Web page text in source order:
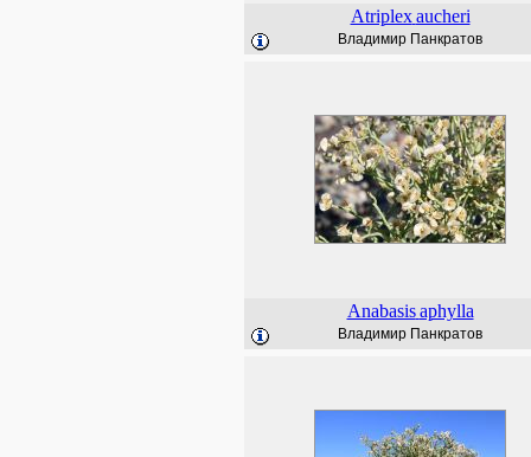
Atriplex aucheri
Владимир Панкратов
Anabasis aphylla
Владимир Панкратов